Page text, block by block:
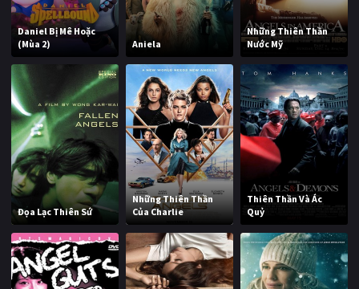
Daniel Bị Mê Hoặc
(Mùa 2)
Aniela
Những Thiên Thần
Nước Mỹ
Đọa Lạc Thiên Sứ
Những Thiên Thần
Của Charlie
Thiên Thần Và Ác
Quỷ